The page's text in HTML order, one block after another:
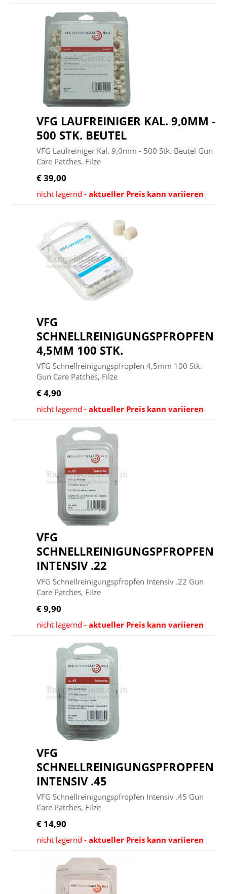
VFG LAUFREINIGER KAL. 9,0MM -
500 STK. BEUTEL
VFG Laufreiniger Kal. 9,0mm - 500 Stk. Beutel Gun
Care Patches, Filze
€ 39,00
nicht lagernd -aktueller Preis kann variieren
VFG
SCHNELLREINIGUNGSPFROPFEN
4,5MM 100 STK.
VFG Schnellreinigungspfropfen 4,5mm 100 Stk.
Gun Care Patches, Filze
€ 4,90
nicht lagernd -aktueller Preis kann variieren
VFG
SCHNELLREINIGUNGSPFROPFEN
INTENSIV .22
VFG Schnellreinigungspfropfen Intensiv .22 Gun
Care Patches, Filze
€ 9,90
nicht lagernd -aktueller Preis kann variieren
VFG
SCHNELLREINIGUNGSPFROPFEN
INTENSIV .45
VFG Schnellreinigungspfropfen Intensiv .45 Gun
Care Patches, Filze
€ 14,90
nicht lagernd -aktueller Preis kann variieren